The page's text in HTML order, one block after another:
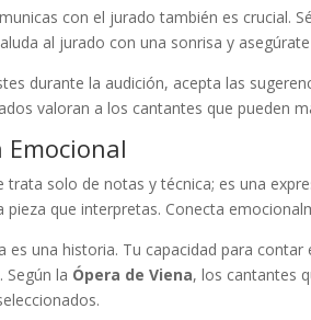
con el jurado también es crucial.
al jurado con una sonrisa y
durante la audición, acepta las
valoran a los cantantes que pueden
trata solo de notas y técnica; es una
pieza que interpretas. Conecta
es una historia. Tu capacidad para
Según la Ópera de Viena, los cantantes